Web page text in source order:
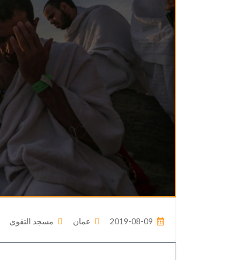
2019-08-09 عمان مسجد التقوى